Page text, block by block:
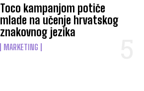
Toco kampanjom potiče
mlade na učenje hrvatskog
znakovnog jezika
MARKETING